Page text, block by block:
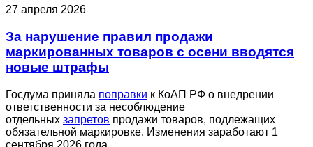
27 апреля 2026
За нарушение правил продажи
маркированных товаров с осени вводятся
новые штрафы
Госдума приняла поправки к КоАП РФ о внедрении
ответственности за несоблюдение
отдельных запретов продажи товаров, подлежащих
обязательной маркировке. Изменения заработают 1
сентября 2026 года.